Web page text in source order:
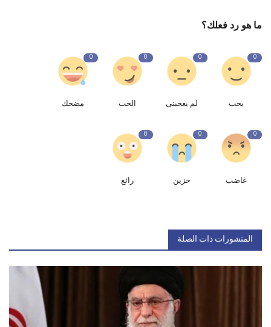
ما هو رد فعلك؟
0
يحب
0
لم يعجبنى
0
الحب
0
مضحك
0
غاضب
0
حزين
0
رائع
المنشورات ذات الصلة